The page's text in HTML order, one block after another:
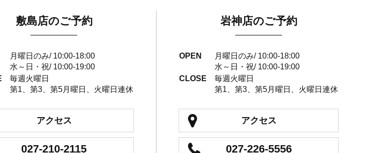
敷島店のご予約
月曜日のみ/ 10:00-18:00
水～日・祝/ 10:00-19:00
毎週火曜日
第1、第3、第5月曜日、火曜日連休
アクセス
027-210-2115
岩神店のご予約
OPEN
月曜日のみ/ 10:00-18:00
水～日・祝/ 10:00-19:00
CLOSE
毎週火曜日
第1、第3、第5月曜日、火曜日連休
アクセス
027-226-5556